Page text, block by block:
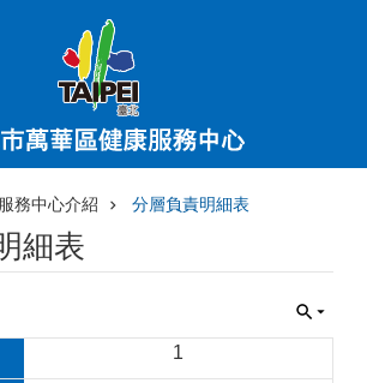
務中心介紹 分層負責明細表
細表
1